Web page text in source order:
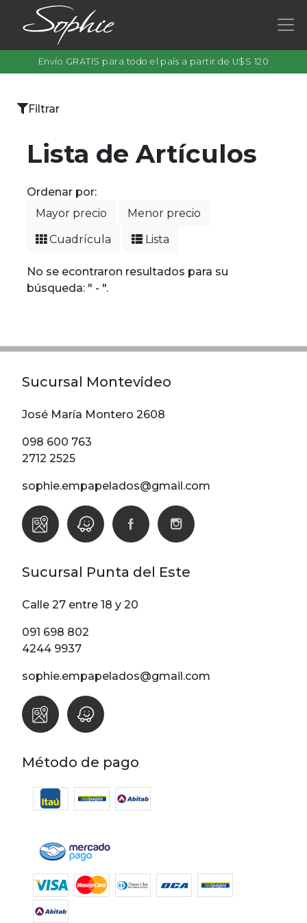
Envío GRATIS para todo el país a partir de U$S 120
×
Filtrar
por
color
Abstracto
Botanico
Escoces Y
Espiga
Guardas
Infantiles
Ladrillo
Liso
Madera
Raya
Rombos
SALE
Oportunidades
Varios
Filtrar
Filtrar
Lista de Artículos
Ordenar por:
Mayor precio
Menor precio
Cuadrícula
Lista
No se econtraron resultados para su
búsqueda: " - ".
Sucursal Montevideo
José María Montero 2608
098 600 763
2712 2525
sophie.empapelados@gmail.com
Sucursal Punta del Este
Calle 27 entre 18 y 20
091 698 802
4244 9937
sophie.empapelados@gmail.com
Método de pago